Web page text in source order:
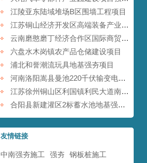
江陵亚东陆域堆场B区围墙工程项目
江苏铜山经济开发区高端装备产业园提档升级项目强夯工程
云南磨憨磨丁经济合作区国际商贸围网区基础设施建设项目
六盘水木岗镇农产品仓储建设项目
浦北和誉潮流玩具地基强夯项目
河南洛阳嵩县曼池220千伏输变电工程
江苏徐州铜山区利国镇利民大道南地块铁矿采空塌陷防治工程
合阳县新建灌区2标蓄水池地基强夯项目
友情链接
中南强夯施工 强夯
钢板桩施工